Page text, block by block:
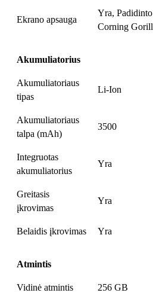
Ekrano apsauga
Yra,
Corning
Akumuliatorius
Akumuliatoriaus
tipas
Li-Ion
Akumuliatoriaus
talpa (mAh)
3500
Integruotas
akumuliatorius
Yra
Greitasis
įkrovimas
Yra
Belaidis įkrovimas Yra
Atmintis
Vidinė atmintis 256 GB